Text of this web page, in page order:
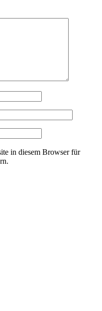
in diesem Browser für